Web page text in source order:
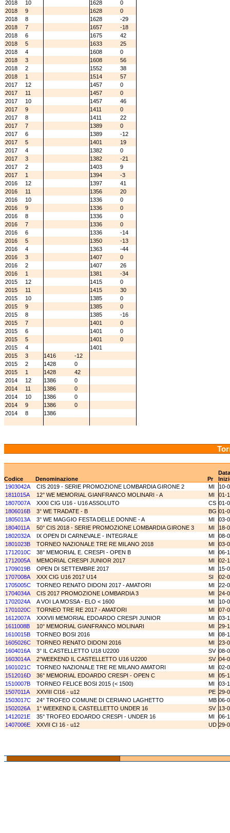
2018
10 1628
0
2018
9 1628
0
2018
8 1628
-29
2018
7 1657
-18
2018
6 1675
42
2018
5 1633
25
2018
4 1608
0
2018
3 1608
56
2018
2 1552
38
2018
1 1514
57
2017
12 1457
0
2017
11 1457
0
2017
10 1457
46
2017
9 1411
0
2017
8 1411
22
2017
7 1389
0
2017
6 1389
-12
2017
5 1401
19
2017
4 1382
0
2017
3 1382
-21
2017
2 1403
9
2017
1 1394
-3
2016
12 1397
41
2016
11 1356
20
2016
10 1336
0
2016
9 1336
0
2016
8 1336
0
2016
7 1336
0
2016
6 1336
-14
2016
5 1350
-13
2016
4 1363
-44
2016
3 1407
0
2016
2 1407
26
2016
1 1381
-34
2015
12 1415
0
2015
11 1415
30
2015
10 1385
0
2015
9 1385
0
2015
8 1385
-16
2015
7 1401
0
2015
6 1401
0
2015
5 1401
0
2015
4
1401
2015
3 1416
-12
2015
2 1428
0
2015
1 1428
42
2014
12 1386
0
2014
11 1386
0
2014
10 1386
0
2014
9 1386
0
2014
8 1386
Data
Codice
Denominazione Pr
1903042A
CIS 2019 - SERIE PROMOZIONE LOMBARDIA GIRONE 2 MI
10-
1811015A
12° WE MEMORIAL GIANFRANCO MOLINARI - A MI
01-
1807007A
XXXI CIG U16 - U16 ASSOLUTO CS 01-
1806016B
3° WE TRADATE - B BG 01-
1805013A
3° WE MAGGIO FESTA DELLE DONNE - A MI
03-
1804011A
50° CIS 2018 - SERIE PROMOZIONE LOMBARDIA GIRONE 3 MI
18-
1802032A
IX OPEN DI CARNEVALE - INTEGRALE MI
08-
1801023B
TORNEO NAZIONALE TRE RE MILANO 2018 MI
03-
1712010C
38° MEMORIAL E. CRESPI - OPEN B MI
06-
1712005A
MEMORIAL CRESPI JUNIOR 2017 MI
02-
1709019B
OPEN DI SETTEMBRE 2017 MI
15-
1707008A
XXX CIG U16 2017 U14 SI
02-
1705005C
TORNEO RENATO DIDONI 2017 - AMATORI MI
22-
1704034A
CIS 2017 PROMOZIONE LOMBARDIA 3 MI
24-
1702024A
A VOI LA MOSSA - ELO < 1600 MI
10-
1701020C
TORNEO TRE RE 2017 - AMATORI MI
07-
1612007A
XXXVII MEMORIAL EDOARDO CRESPI JUNIOR MI
03-
1611008B
10° MEMORIAL GIANFRANCO MOLINARI MI
29-
1610015B
TORNEO BOSI 2016 MI
08-
1605026C
TORNEO RENATO DIDONI 2016 MI
23-
1604016A
3° IL CASTELLETTO U18 U2200 SV 08-
1603014A
2°WEEKEND IL CASTELLETTO U16 U2200 SV 04-
1601021C
TORNEO NAZIONALE TRE RE MILANO AMATORI MI
02-
1512016D
36° MEMORIAL EDOARDO CRESPI - OPEN C MI
05-
1510007B
TORNEO FELICE BOSI 2015 (< 1500) MI
03-
1507011A
XXVIII CI16 - u12 PE 29-
1503017C
24° TROFEO COMUNE DI CERIANO LAGHETTO MB 06-
1502026A
1° WEEKEND IL CASTELLETTO UNDER 16 SV 13-
1412021E
35° TROFEO EDOARDO CRESPI - UNDER 16 MI
06-
1407006E
XXVII CI 16 - u12 UD 29-